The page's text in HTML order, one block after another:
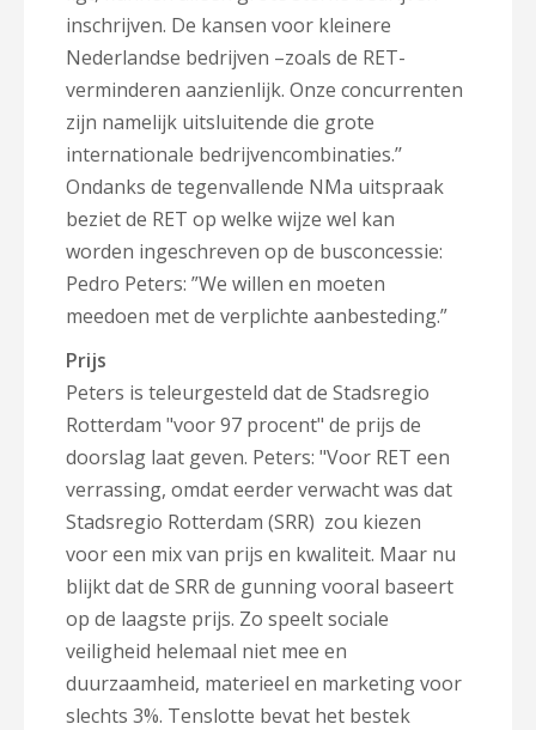
inschrijven. De kansen voor kleinere
Nederlandse bedrijven –zoals de RET-
verminderen aanzienlijk. Onze concurrenten
zijn namelijk uitsluitende die grote
internationale bedrijvencombinaties.’’
Ondanks de tegenvallende NMa uitspraak
beziet de RET op welke wijze wel kan
worden ingeschreven op de busconcessie:
Pedro Peters: ”We willen en moeten
meedoen met de verplichte aanbesteding.”
Prijs
Peters is teleurgesteld dat de Stadsregio
Rotterdam "voor 97 procent" de prijs de
doorslag laat geven. Peters: "Voor RET een
verrassing, omdat eerder verwacht was dat
Stadsregio Rotterdam (SRR) zou kiezen
voor een mix van prijs en kwaliteit. Maar nu
blijkt dat de SRR de gunning vooral baseert
op de laagste prijs. Zo speelt sociale
veiligheid helemaal niet mee en
duurzaamheid, materieel en marketing voor
slechts 3%. Tenslotte bevat het bestek